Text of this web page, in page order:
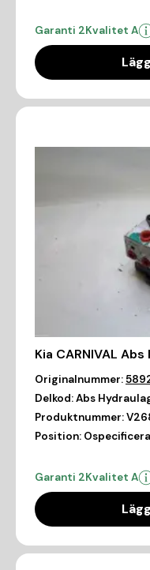
Garanti 2Kvalitet A
Kia CARNIVAL
Originalnummer:
Delkod:Abs
Produktnummer:
Position:
Garanti 2Kvalitet A